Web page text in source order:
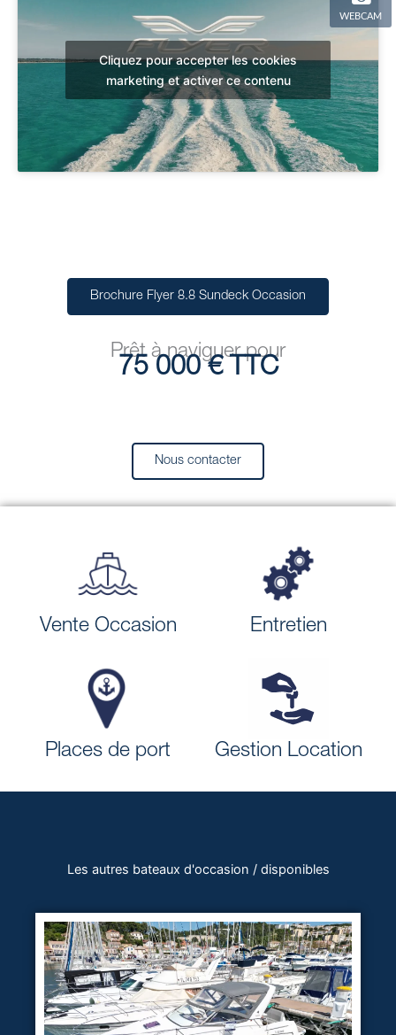
Cliquez pour accepter les cookies
marketing et activer ce contenu
Brochure Flyer 8.8 Sundeck Occasion
Prêt à naviguer pour
75 000 € TTC
Nous contacter
Vente Occasion Entretien
Places de port Gestion Location
Les autres bateaux d'occasion / disponibles
WEBCAM